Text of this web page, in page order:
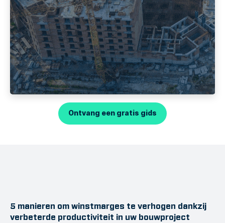
Ontvang een gratis gids
5 manieren om winstmarges te verhogen dankzij
verbeterde productiviteit in uw bouwproject